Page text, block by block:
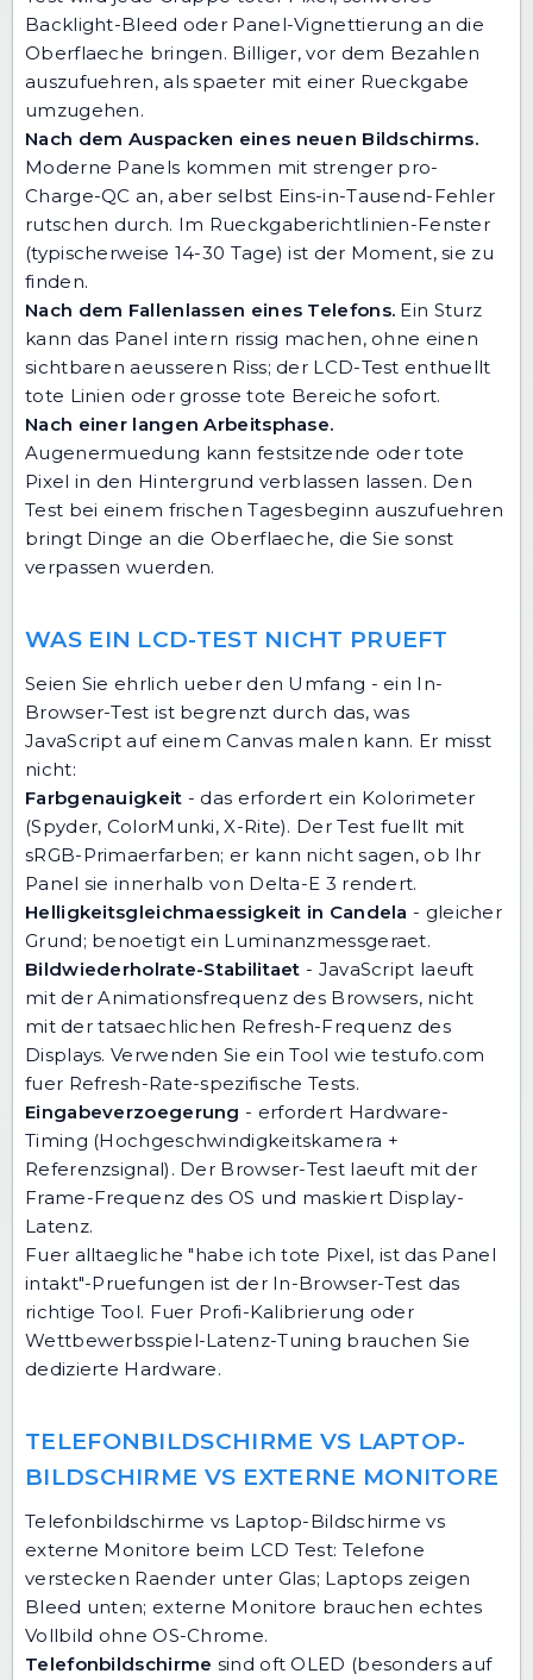
Backlight-Bleed oder Panel-Vignettierung an die
Oberflaeche bringen. Billiger, vor dem Bezahlen
auszufuehren, als spaeter mit einer Rueckgabe
umzugehen.
Nach dem Auspacken eines neuen Bildschirms.
Moderne Panels kommen mit strenger pro-
Charge-QC an, aber selbst Eins-in-Tausend-Fehler
rutschen durch. Im Rueckgaberichtlinien-Fenster
(typischerweise 14-30 Tage) ist der Moment, sie zu
finden.
Nach dem Fallenlassen eines Telefons. Ein Sturz
kann das Panel intern rissig machen, ohne einen
sichtbaren aeusseren Riss; der LCD-Test enthuellt
tote Linien oder grosse tote Bereiche sofort.
Nach einer langen Arbeitsphase.
Augenermuedung kann festsitzende oder tote
Pixel in den Hintergrund verblassen lassen. Den
Test bei einem frischen Tagesbeginn auszufuehren
bringt Dinge an die Oberflaeche, die Sie sonst
verpassen wuerden.
WAS EIN LCD-TEST NICHT PRUEFT
Seien Sie ehrlich ueber den Umfang - ein In-
Browser-Test ist begrenzt durch das, was
JavaScript auf einem Canvas malen kann. Er misst
nicht:
Farbgenauigkeit - das erfordert ein Kolorimeter
(Spyder, ColorMunki, X-Rite). Der Test fuellt mit
sRGB-Primaerfarben; er kann nicht sagen, ob Ihr
Panel sie innerhalb von Delta-E 3 rendert.
Helligkeitsgleichmaessigkeit in Candela - gleicher
Grund; benoetigt ein Luminanzmessgeraet.
Bildwiederholrate-Stabilitaet - JavaScript laeuft
mit der Animationsfrequenz des Browsers, nicht
mit der tatsaechlichen Refresh-Frequenz des
Displays. Verwenden Sie ein Tool wietestufo.com
fuer Refresh-Rate-spezifische Tests.
Eingabeverzoegerung - erfordert Hardware-
Timing (Hochgeschwindigkeitskamera +
Referenzsignal). Der Browser-Test laeuft mit der
Frame-Frequenz des OS und maskiert Display-
Latenz.
Fuer alltaegliche "habe ich tote Pixel, ist das Panel
intakt"-Pruefungen ist der In-Browser-Test das
richtige Tool. Fuer Profi-Kalibrierung oder
Wettbewerbsspiel-Latenz-Tuning brauchen Sie
dedizierte Hardware.
TELEFONBILDSCHIRME VS LAPTOP-
BILDSCHIRME VS EXTERNE MONITORE
Telefonbildschirme vs Laptop-Bildschirme vs
externe Monitore beim LCD Test: Telefone
verstecken Raender unter Glas; Laptops zeigen
Bleed unten; externe Monitore brauchen echtes
Vollbild ohne OS-Chrome.
Telefonbildschirme sind oft OLED (besonders auf